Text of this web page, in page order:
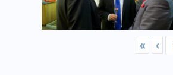
« ‹